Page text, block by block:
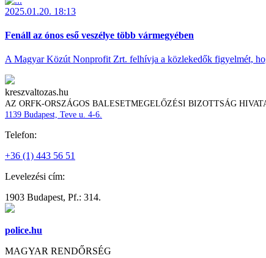
2025.01.20. 18:13
Fenáll az ónos eső veszélye több vármegyében
A Magyar Közút Nonprofit Zrt. felhívja a közlekedők figyelmét,
kreszvaltozas.hu
AZ ORFK-ORSZÁGOS BALESETMEGELŐZÉSI BIZOTTSÁG
1139 Budapest, Teve u. 4-6.
Telefon:
+36 (1) 443 56 51
Levelezési cím:
1903 Budapest, Pf.: 314.
police.hu
MAGYAR RENDŐRSÉG